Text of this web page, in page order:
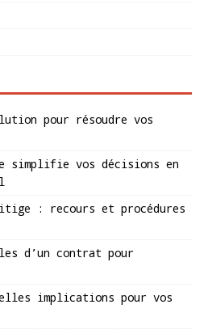
pour résoudre vos
simplifie vos décisions en
: recours et procédures
d’un contrat pour
implications pour vos